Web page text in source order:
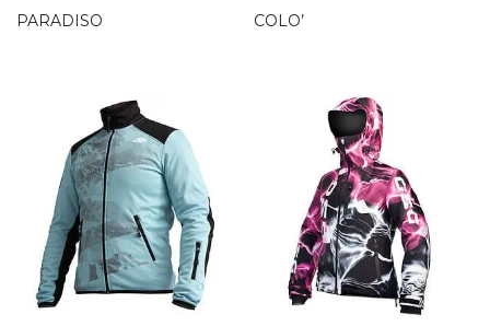
PARADISO
COLO’